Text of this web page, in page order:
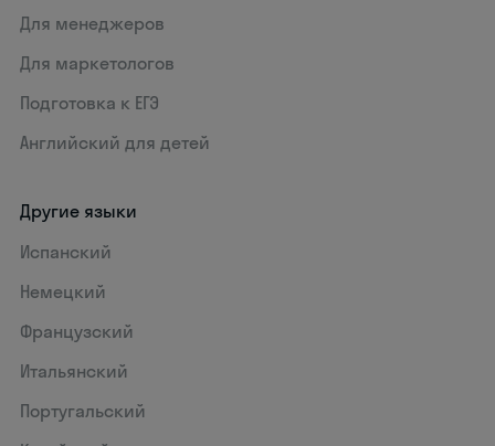
Для менеджеров
Для маркетологов
Подготовка к ЕГЭ
Английский для детей
Другие языки
Испанский
Немецкий
Французский
Итальянский
Португальский